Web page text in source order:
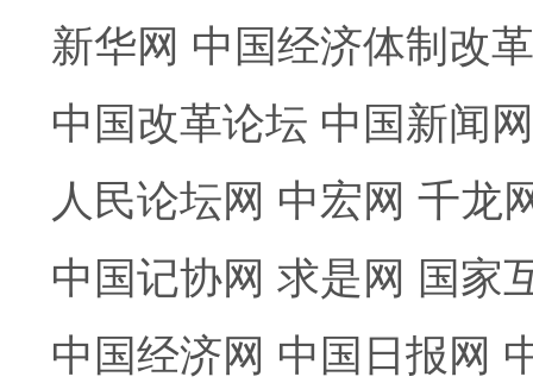
新华网 中国经济体制改
中国改革论坛 中国新闻网
人民论坛网 中宏网 千龙
中国记协网 求是网 国家
中国经济网 中国日报网